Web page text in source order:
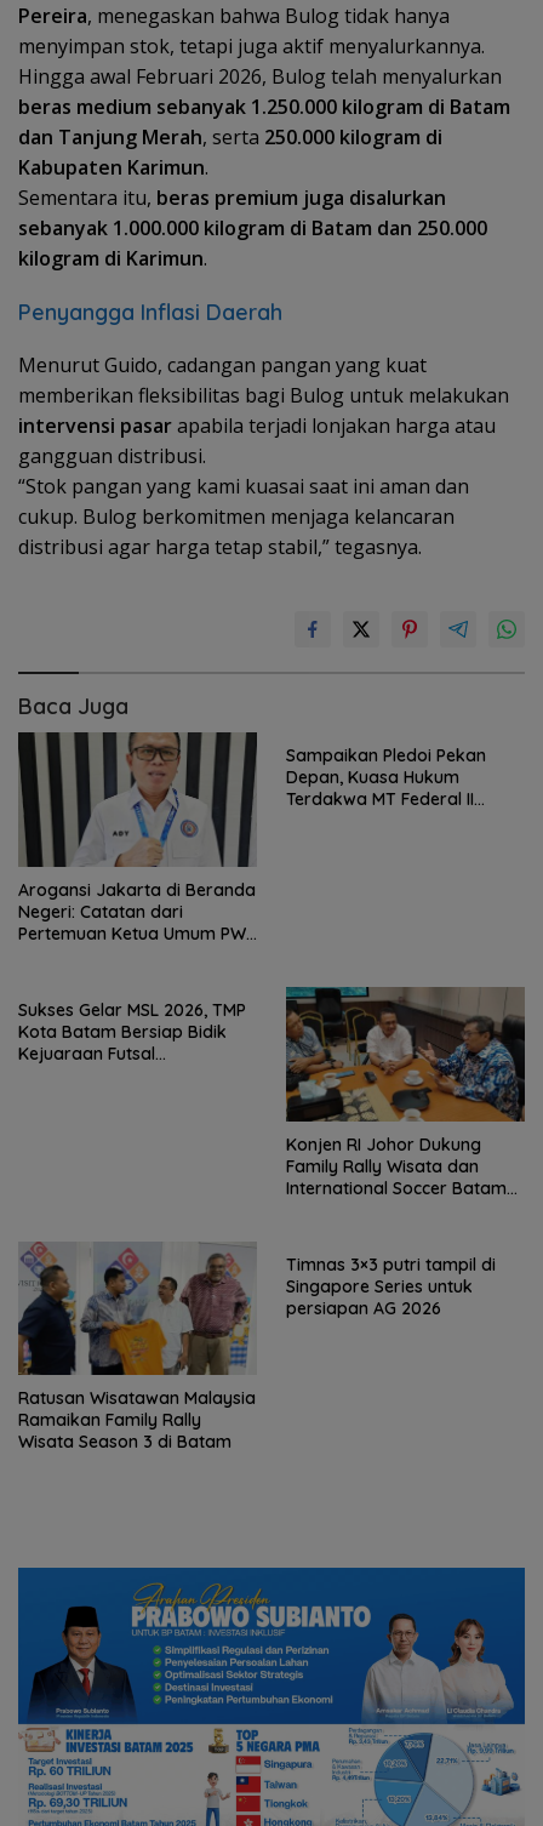
Pereira, menegaskan bahwa Bulog tidak hanya
menyimpan stok, tetapi juga aktif menyalurkannya.
Hingga awal Februari 2026, Bulog telah menyalurkan
beras medium sebanyak 1.250.000 kilogram di Batam
dan Tanjung Merah, serta 250.000 kilogram di
Kabupaten Karimun.
Sementara itu, beras premium juga disalurkan
sebanyak 1.000.000 kilogram di Batam dan 250.000
kilogram di Karimun.
Penyangga Inflasi Daerah
Menurut Guido, cadangan pangan yang kuat
memberikan fleksibilitas bagi Bulog untuk melakukan
intervensi pasarapabila terjadi lonjakan harga atau
gangguan distribusi.
“Stok pangan yang kami kuasai saat ini aman dan
cukup. Bulog berkomitmen menjaga kelancaran
distribusi agar harga tetap stabil,” tegasnya.
Baca Juga
Arogansi Jakarta di Beranda
Negeri: Catatan dari
Pertemuan Ketua Umum PWI
Sampaikan Pledoi Pekan
Depan, Kuasa Hukum
Terdakwa MT Federal II
Sukses Gelar MSL 2026, TMP
Kota Batam Bersiap Bidik
Kejuaraan Futsal
Konjen RI Johor Dukung
Family Rally Wisata dan
International Soccer Batam
Ratusan Wisatawan Malaysia
Ramaikan Family Rally
Wisata Season 3 di Batam
Timnas 3×3 putri tampil di
Singapore Series untuk
persiapan AG 2026